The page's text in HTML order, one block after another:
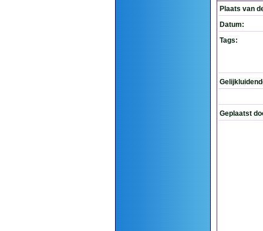
Plaats van
Datum:
Tags:
Geplaatst